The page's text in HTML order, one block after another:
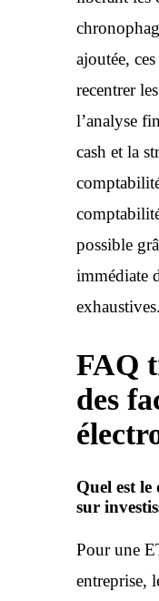
ajoutée,
recentrer
l’analyse
cash et la
possible
immédiate
exhaustives.
FAQ
des
Quel est
sur
Pour une
entreprise,